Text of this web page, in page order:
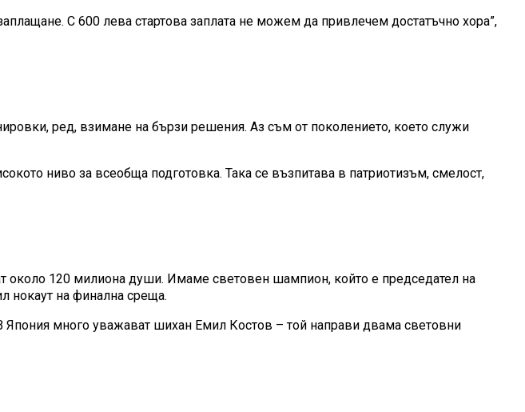
С 600 лева стартова заплата не можем да привлечем достатъчно хора”,
ред, взимане на бързи решения. Аз съм от поколението, което служи
ниво за всеобща подготовка. Така се възпитава в патриотизъм, смелост,
около 120 милиона души. Имаме световен шампион, който е председател на
нокаут на финална среща.
Япония много уважават шихан Емил Костов – той направи двама световни